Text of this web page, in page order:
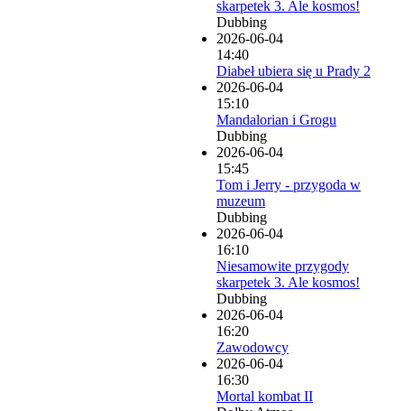
skarpetek 3. Ale kosmos!
Dubbing
2026-06-04
14:40
Diabeł ubiera się u Prady 2
2026-06-04
15:10
Mandalorian i Grogu
Dubbing
2026-06-04
15:45
Tom i Jerry - przygoda w
muzeum
Dubbing
2026-06-04
16:10
Niesamowite przygody
skarpetek 3. Ale kosmos!
Dubbing
2026-06-04
16:20
Zawodowcy
2026-06-04
16:30
Mortal kombat II